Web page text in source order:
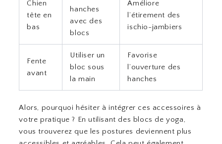
Chien
tête en
bas
hanches
avec des
blocs
Améliore
l’étirement des
ischio-jambiers
Fente
avant
Utiliser un
bloc sous
la main
Favorise
l’ouverture des
hanches
Alors, pourquoi hésiter à intégrer ces accessoires à
votre pratique ? En utilisant des blocs de yoga,
vous trouverez que les postures deviennent plus